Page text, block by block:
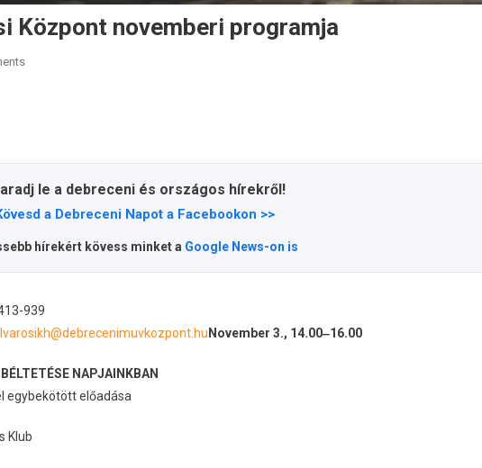
Központ novemberi programja
le a debreceni és országos hírekről!
a Debreceni Napot a Facebookon >>
hírekért kövess minket a Google News-on is
939
November 3., 14.00‒16.00
NAPJAINKBAN
egybekötött előadása
Klub